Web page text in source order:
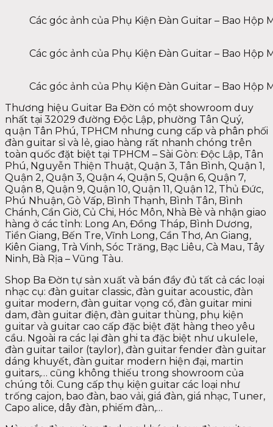
Các góc ảnh của Phụ Kiện Đàn Guitar – Bao
Các góc ảnh của Phụ Kiện Đàn Guitar – Bao
Các góc ảnh của Phụ Kiện Đàn Guitar – Bao
Thương hiệu Guitar Ba Đờn có một showroom duy
nhất tại 32029 đường Độc Lập, phường Tân Quý,
quận Tân Phú, TPHCM nhưng cung cấp và phân phối
đàn guitar sỉ và lẻ, giao hàng rất nhanh chóng trên
toàn quốc đặt biệt tại TPHCM – Sài Gòn: Độc Lập, Tân
Phú, Nguyễn Thiện Thuật, Quận 3, Tân Bình, Quận 1,
Quận 2, Quận 3, Quận 4, Quận 5, Quận 6, Quận 7,
Quận 8, Quận 9, Quận 10, Quận 11, Quận 12, Thủ Đức,
Phú Nhuận, Gò Vấp, Bình Thạnh, Bình Tân, Bình
Chánh, Cần Giờ, Củ Chi, Hóc Môn, Nhà Bè và nhận giao
hàng ở các tỉnh: Long An, Đồng Tháp, Bình Dương,
Tiền Giang, Bến Tre, Vĩnh Long, Cần Thơ, An Giang,
Kiên Giang, Trà Vinh, Sóc Trăng, Bạc Liêu, Cà Mau, Tây
Ninh, Bà Rịa – Vũng Tàu.
Shop Ba Đờn tự sản xuất và bán đầy đủ tất cả các loại
nhạc cụ: đàn guitar classic, đàn guitar acoustic, đàn
guitar modern, đàn guitar vọng cổ, đàn guitar mini
dam, đàn guitar điện, đàn guitar thùng, phụ kiện
guitar và guitar cao cấp đặc biệt đặt hàng theo yêu
cầu. Ngoài ra các lại đàn ghi ta đặc biệt như ukulele,
đàn guitar tailor (taylor), đàn guitar fender đàn guitar
dáng khuyết, đàn guitar modern hiện đại, martin
guitars,… cũng không thiếu trong showroom của
chúng tôi. Cung cấp thụ kiện guitar các loại như
trống cajon, bao đàn, bao vải, giá đàn, giá nhạc, Tuner,
Capo alice, dây đàn, phiếm đàn,…